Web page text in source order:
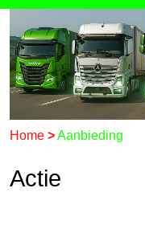
Home >Aanbieding
Actie